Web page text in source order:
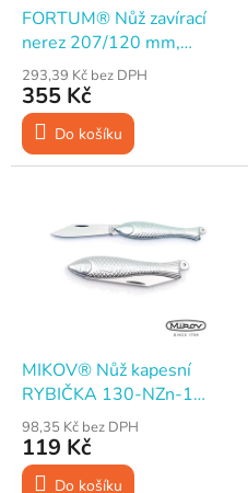
FORTUM® Nůž zavírací
nerez 207/120 mm,
rukojeť 2K
293,39 Kč bez DPH
355 Kč
Do košíku
MIKOV® Nůž kapesní
RYBIČKA 130-NZn-1
zavírací, 78 mm
98,35 Kč bez DPH
119 Kč
Do košíku